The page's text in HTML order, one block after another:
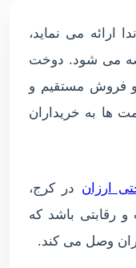
ارائه می نماید،
می شود. دوخت
فروش مستقیم و
ها به خریداران
ارزان در کرج،
رقابتی باشد که
وصل می کند.